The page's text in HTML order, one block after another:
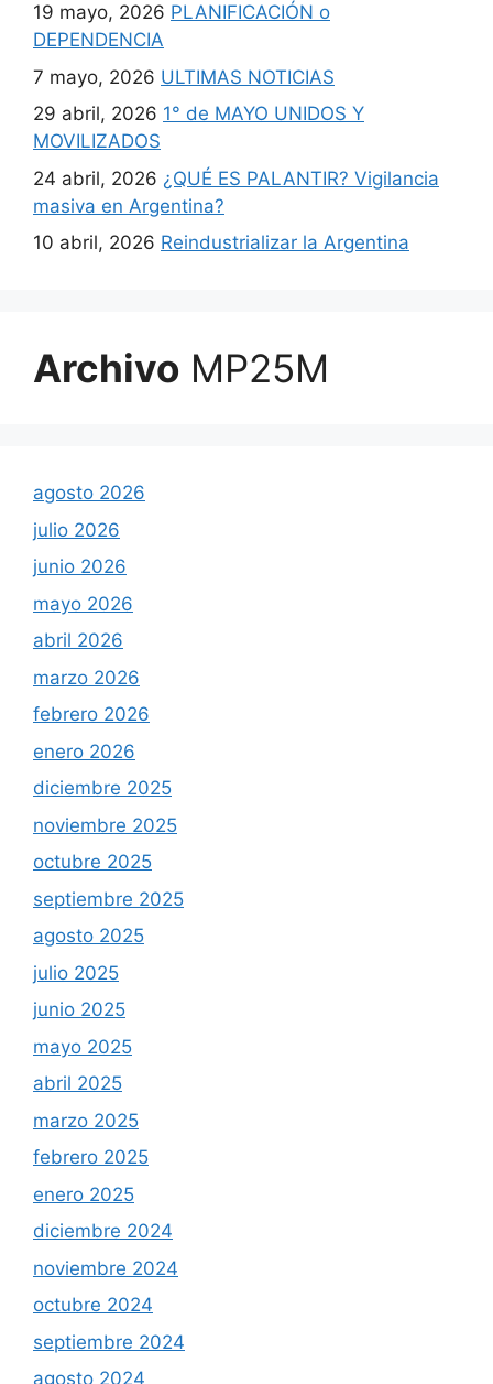
19 mayo, 2026 PLANIFICACIÓN o
DEPENDENCIA
7 mayo, 2026 ULTIMAS NOTICIAS
29 abril, 2026 1° de MAYO UNIDOS Y
MOVILIZADOS
24 abril, 2026 ¿QUÉ ES PALANTIR? Vigilancia
masiva en Argentina?
10 abril, 2026 Reindustrializar la Argentina
Archivo MP25M
agosto 2026
julio 2026
junio 2026
mayo 2026
abril 2026
marzo 2026
febrero 2026
enero 2026
diciembre 2025
noviembre 2025
octubre 2025
septiembre 2025
agosto 2025
julio 2025
junio 2025
mayo 2025
abril 2025
marzo 2025
febrero 2025
enero 2025
diciembre 2024
noviembre 2024
octubre 2024
septiembre 2024
agosto 2024